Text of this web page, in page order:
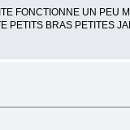
FONCTIONNE UN
PETITS BRAS PETITES